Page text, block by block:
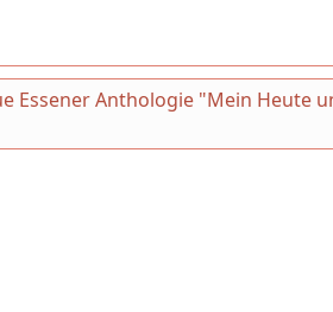
Essener Anthologie "Mein Heute